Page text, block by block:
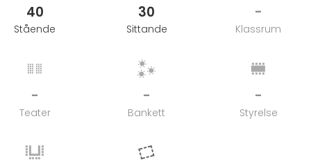
40
Stående
30
Sittande
-
Klassrum
-
Teater
-
Bankett
-
Styrelse